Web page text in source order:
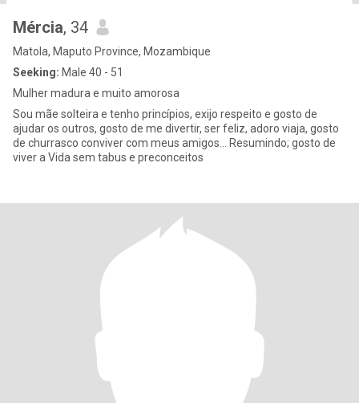
Mércia, 34
Matola, Maputo Province, Mozambique
Seeking: Male 40 - 51
Mulher madura e muito amorosa
Sou mãe solteira e tenho princípios, exijo respeito e gosto de
ajudar os outros, gosto de me divertir, ser feliz, adoro viaja, gosto
de churrasco conviver com meus amigos... Resumindo; gosto de
viver a Vida sem tabus e preconceitos